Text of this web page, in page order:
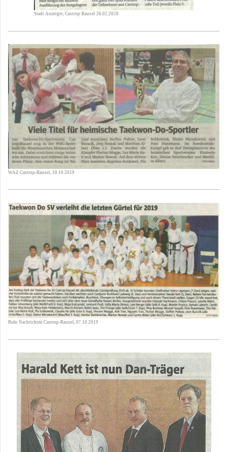
Stadt Anzeiger, Castrop-Rauxel 26.02.2020
WAZ Castrop-Rauxel, 18.10.2019
Ruhr Nachrichten Castrop-Rauxel, 07.10.2019